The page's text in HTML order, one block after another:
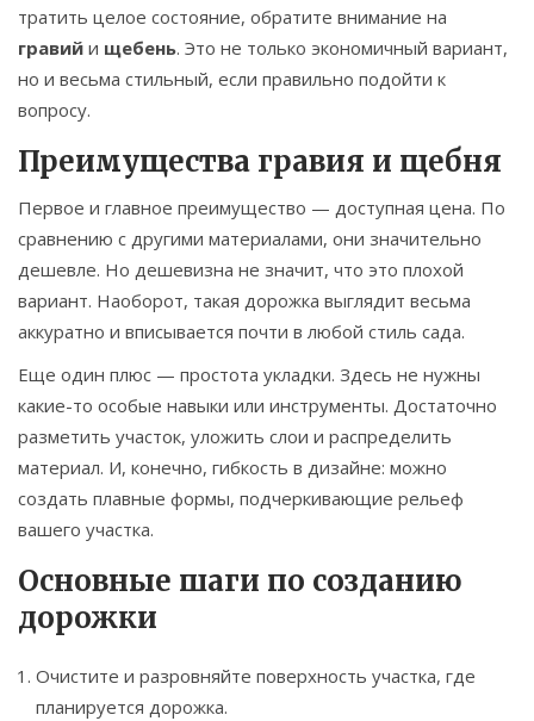
тратить целое состояние, обратите внимание на
гравий и щебень. Это не только экономичный вариант,
но и весьма стильный, если правильно подойти к
вопросу.
Преимущества гравия и щебня
Первое и главное преимущество — доступная цена. По
сравнению с другими материалами, они значительно
дешевле. Но дешевизна не значит, что это плохой
вариант. Наоборот, такая дорожка выглядит весьма
аккуратно и вписывается почти в любой стиль сада.
Еще один плюс — простота укладки. Здесь не нужны
какие-то особые навыки или инструменты. Достаточно
разметить участок, уложить слои и распределить
материал. И, конечно, гибкость в дизайне: можно
создать плавные формы, подчеркивающие рельеф
вашего участка.
Основные шаги по созданию
дорожки
Очистите и разровняйте поверхность участка, где
планируется дорожка.